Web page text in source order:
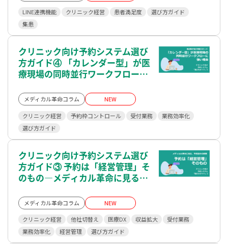
LINE連携機能 クリニック経営 患者満足度
選び方ガイド
集患
クリニック向け予約システム選び
方ガイド④ 「カレンダー型」が医
療現場の同時並行ワークフローに
― 視認性が生む判断スピード―
メディカル革命コラム NEW
クリニック経営 予約枠コントロール 受付業務
業務効率化
選び方ガイド
クリニック向け予約システム選び
方ガイド③ 予約は「経営管理」そ
のもの―メディカル革命に見る、
メディカル革命コラム NEW
クリニック経営 他社切替え 医療DX 収益拡大
受付業務
業務効率化
経営管理 選び方ガイド